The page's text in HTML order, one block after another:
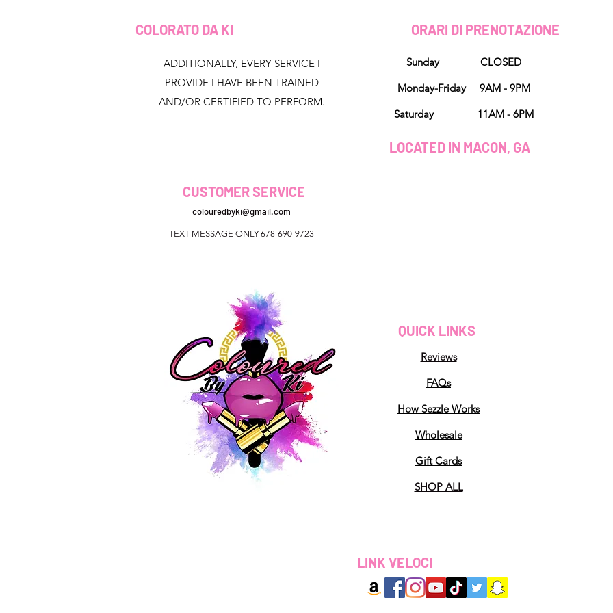
COLORATO DA KI
ADDITIONALLY, EVERY SERVICE I
PROVIDE I HAVE BEEN TRAINED
AND/OR CERTIFIED TO PERFORM.
ORARI DI PRENOTAZIONE
Sunday CLOSED
Monday-Friday 9AM - 9PM
Saturday 11AM - 6PM
LOCATED IN MACON, GA
CUSTOMER SERVICE
colouredbyki@gmail.com
TEXT MESSAGE ONLY 678-690-9723
QUICK LINKS
Reviews
FAQs
How Sezzle Works
Wholesale
Gift Cards
SHOP ALL
LINK VELOCI